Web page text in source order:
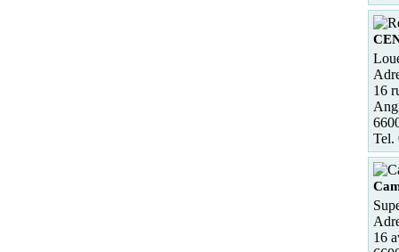
16
Tel.
16